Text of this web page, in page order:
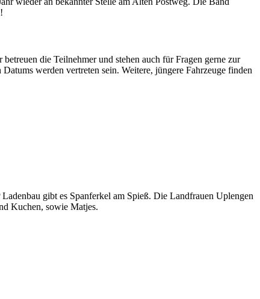
die Teilnehmer und stehen auch für Fragen gerne zur
werden vertreten sein. Weitere, jüngere Fahrzeuge finden
gibt es Spanferkel am Spieß. Die Landfrauen Uplengen
Kuchen, sowie Matjes.